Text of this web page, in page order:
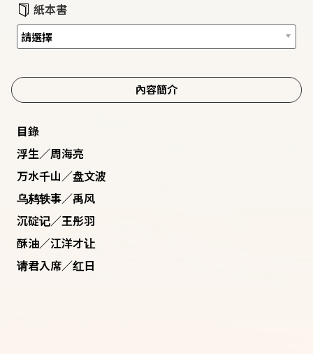
紙本書
內容簡介
目錄
浮生／周海亮
万水千山／盘文波
乌鸫轶事／禹风
沉碇记／王彤羽
酥油／江洋才让
请君入席／红日